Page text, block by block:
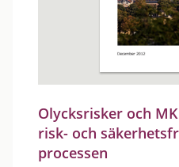
Olycksrisker och
risk- och
processen